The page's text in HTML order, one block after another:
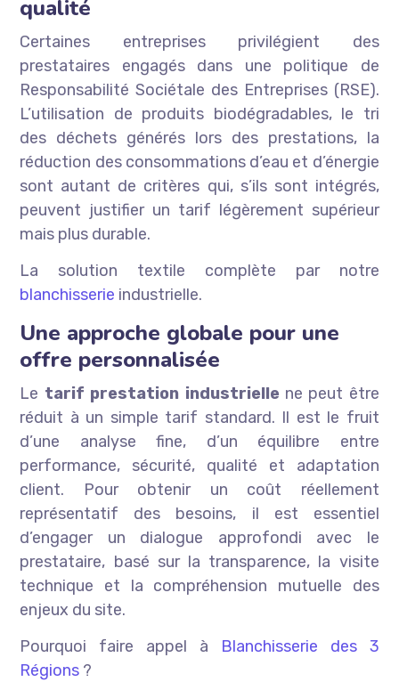
qualité
Certaines entreprises privilégient des
prestataires engagés dans une politique de
Responsabilité Sociétale des Entreprises (RSE).
L’utilisation de produits biodégradables, le tri
des déchets générés lors des prestations, la
réduction des consommations d’eau et d’énergie
sont autant de critères qui, s’ils sont intégrés,
peuvent justifier un tarif légèrement supérieur
mais plus durable.
La solution textile complète par notre
blanchisserie industrielle.
Une approche globale pour une
offre personnalisée
Le tarif prestation industrielle ne peut être
réduit à un simple tarif standard. Il est le fruit
d’une analyse fine, d’un équilibre entre
performance, sécurité, qualité et adaptation
client. Pour obtenir un coût réellement
représentatif des besoins, il est essentiel
d’engager un dialogue approfondi avec le
prestataire, basé sur la transparence, la visite
technique et la compréhension mutuelle des
enjeux du site.
Pourquoi faire appel à Blanchisserie des 3
Régions ?